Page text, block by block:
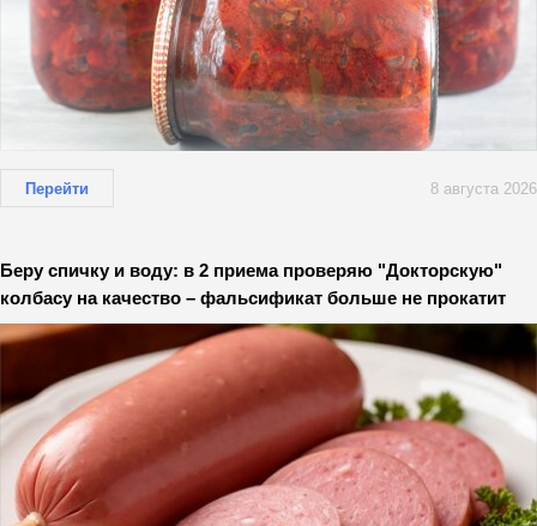
Перейти 8 августа 2026
Беру спичку и воду: в 2 приема проверяю "Докторскую"
колбасу на качество – фальсификат больше не прокатит